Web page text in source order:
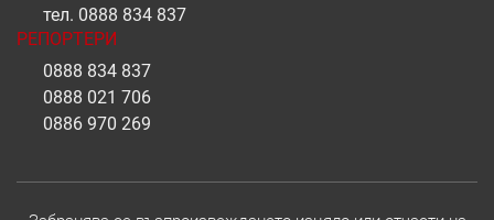
тел. 0888 834 837
РЕПОРТЕРИ
0888 834 837
0888 021 706
0886 970 269